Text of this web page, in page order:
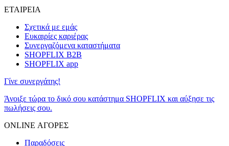
ΕΤΑΙΡΕΙΑ
Σχετικά με εμάς
Ευκαιρίες καριέρας
Συνεργαζόμενα καταστήματα
SHOPFLIX B2B
SHOPFLIX app
Γίνε συνεργάτης!
Άνοιξε τώρα το δικό σου κατάστημα SHOPFLIX και αύξησε τις
πωλήσεις σου.
ONLINE ΑΓΟΡΕΣ
Παραδόσεις